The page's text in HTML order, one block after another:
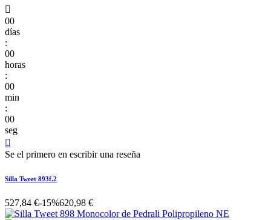

00
días
:
00
horas
:
00
min
:
00
seg

Se el primero en escribir una reseña
Silla Tweet 893f.2
527,84 €-15%620,98 €